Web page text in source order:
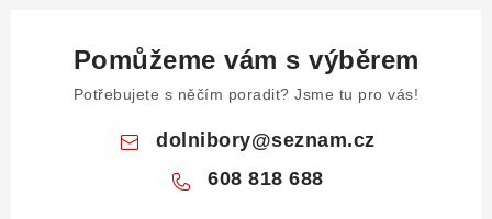
Pomůžeme vám s výběrem
Potřebujete s něčím poradit? Jsme tu pro vás!
dolnibory@seznam.cz
608 818 688